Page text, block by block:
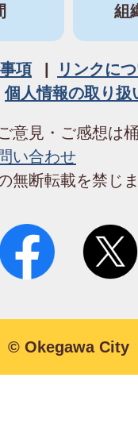
組
項
リンクに
個人情報の取り扱
意見・ご感想は
い合わせ
無断転載を禁じ
© Okegawa City